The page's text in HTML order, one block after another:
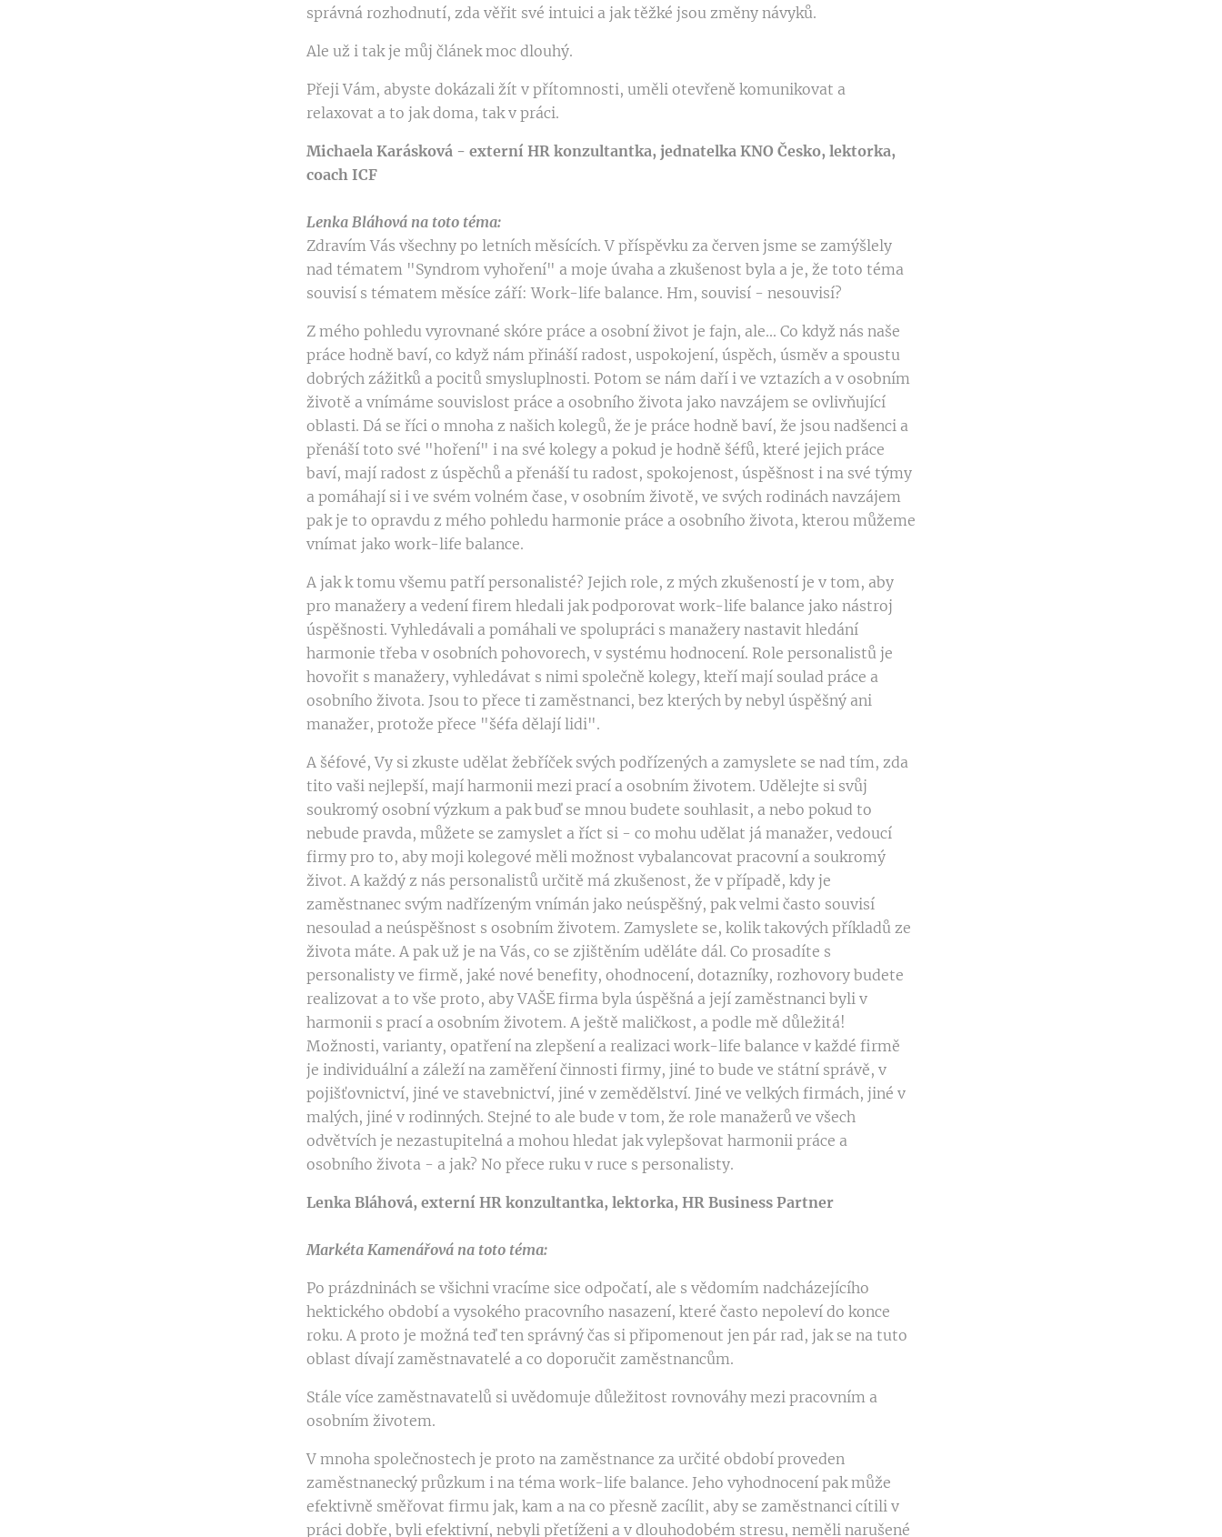
správná rozhodnutí, zda věřit své intuici a jak těžké jsou změny návyků.
Ale už i tak je můj článek moc dlouhý.
Přeji Vám, abyste dokázali žít v přítomnosti, uměli otevřeně komunikovat a
relaxovat a to jak doma, tak v práci.
Michaela Karásková - externí HR konzultantka, jednatelka KNO Česko, lektorka,
coach ICF
Lenka Bláhová na toto téma:
Zdravím Vás všechny po letních měsících. V příspěvku za červen jsme se zamýšlely
nad tématem "Syndrom vyhoření" a moje úvaha a zkušenost byla a je, že toto téma
souvisí s tématem měsíce září: Work-life balance. Hm, souvisí - nesouvisí?
Z mého pohledu vyrovnané skóre práce a osobní život je fajn, ale... Co když nás naše
práce hodně baví, co když nám přináší radost, uspokojení, úspěch, úsměv a spoustu
dobrých zážitků a pocitů smysluplnosti. Potom se nám daří i ve vztazích a v osobním
životě a vnímáme souvislost práce a osobního života jako navzájem se ovlivňující
oblasti. Dá se říci o mnoha z našich kolegů, že je práce hodně baví, že jsou nadšenci a
přenáší toto své "hoření" i na své kolegy a pokud je hodně šéfů, které jejich práce
baví, mají radost z úspěchů a přenáší tu radost, spokojenost, úspěšnost i na své týmy
a pomáhají si i ve svém volném čase, v osobním životě, ve svých rodinách navzájem
pak je to opravdu z mého pohledu harmonie práce a osobního života, kterou můžeme
vnímat jako work-life balance.
A jak k tomu všemu patří personalisté? Jejich role, z mých zkušeností je v tom, aby
pro manažery a vedení firem hledali jak podporovat work-life balance jako nástroj
úspěšnosti. Vyhledávali a pomáhali ve spolupráci s manažery nastavit hledání
harmonie třeba v osobních pohovorech, v systému hodnocení. Role personalistů je
hovořit s manažery, vyhledávat s nimi společně kolegy, kteří mají soulad práce a
osobního života. Jsou to přece ti zaměstnanci, bez kterých by nebyl úspěšný ani
manažer, protože přece "šéfa dělají lidi".
A šéfové, Vy si zkuste udělat žebříček svých podřízených a zamyslete se nad tím, zda
tito vaši nejlepší, mají harmonii mezi prací a osobním životem. Udělejte si svůj
soukromý osobní výzkum a pak buď se mnou budete souhlasit, a nebo pokud to
nebude pravda, můžete se zamyslet a říct si - co mohu udělat já manažer, vedoucí
firmy pro to, aby moji kolegové měli možnost vybalancovat pracovní a soukromý
život. A každý z nás personalistů určitě má zkušenost, že v případě, kdy je
zaměstnanec svým nadřízeným vnímán jako neúspěšný, pak velmi často souvisí
nesoulad a neúspěšnost s osobním životem. Zamyslete se, kolik takových příkladů ze
života máte. A pak už je na Vás, co se zjištěním uděláte dál. Co prosadíte s
personalisty ve firmě, jaké nové benefity, ohodnocení, dotazníky, rozhovory budete
realizovat a to vše proto, aby VAŠE firma byla úspěšná a její zaměstnanci byli v
harmonii s prací a osobním životem. A ještě maličkost, a podle mě důležitá!
Možnosti, varianty, opatření na zlepšení a realizaci work-life balance v každé firmě
je individuální a záleží na zaměření činnosti firmy, jiné to bude ve státní správě, v
pojišťovnictví, jiné ve stavebnictví, jiné v zemědělství. Jiné ve velkých firmách, jiné v
malých, jiné v rodinných. Stejné to ale bude v tom, že role manažerů ve všech
odvětvích je nezastupitelná a mohou hledat jak vylepšovat harmonii práce a
osobního života - a jak? No přece ruku v ruce s personalisty.
Lenka Bláhová, externí HR konzultantka, lektorka, HR Business Partner
Markéta Kamenářová na toto téma:
Po prázdninách se všichni vracíme sice odpočatí, ale s vědomím nadcházejícího
hektického období a vysokého pracovního nasazení, které často nepoleví do konce
roku. A proto je možná teď ten správný čas si připomenout jen pár rad, jak se na tuto
oblast dívají zaměstnavatelé a co doporučit zaměstnancům.
Stále více zaměstnavatelů si uvědomuje důležitost rovnováhy mezi pracovním a
osobním životem.
V mnoha společnostech je proto na zaměstnance za určité období proveden
zaměstnanecký průzkum i na téma work-life balance. Jeho vyhodnocení pak může
efektivně směřovat firmu jak, kam a na co přesně zacílit, aby se zaměstnanci cítili v
práci dobře, byli efektivní, nebyli přetíženi a v dlouhodobém stresu, neměli narušené